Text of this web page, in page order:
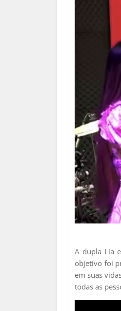
A dupla Lia
objetivo foi
em suas
todas as